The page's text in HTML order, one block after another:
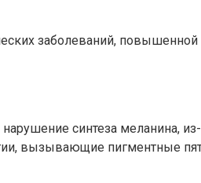
заболеваний, повышенной
синтеза меланина,
вызывающие пигментные